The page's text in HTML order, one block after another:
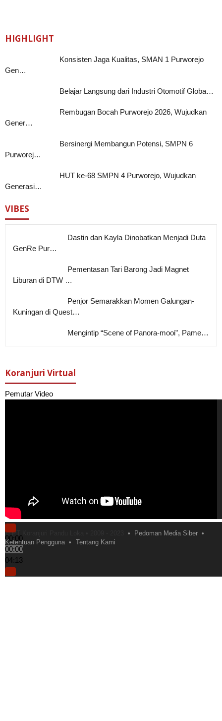
HIGHLIGHT
Konsisten Jaga Kualitas, SMAN 1 Purworejo
Gen…
Belajar Langsung dari Industri Otomotif Globa…
Rembugan Bocah Purworejo 2026, Wujudkan
Gener…
Bersinergi Membangun Potensi, SMPN 6
Purworej…
HUT ke-68 SMPN 4 Purworejo, Wujudkan
Generasi…
VIBES
Dastin dan Kayla Dinobatkan Menjadi Duta
GenRe Pur…
Pementasan Tari Barong Jadi Magnet
Liburan di DTW …
Penjor Semarakkan Momen Galungan-
Kuningan di Quest…
Mengintip “Scene of Panora-mooi”, Pame…
Koranjuri Virtual
Pemutar Video
00:00
00:00
04:13
© PT Koranjuri Pandu Loka • 2009 - 2023
Pedoman Media Siber
Ketentuan Pengguna
Tentang Kami